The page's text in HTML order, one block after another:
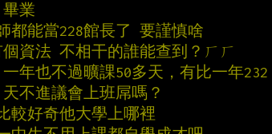
業
都能當228館長了 要謹慎啥
資法 不相干的誰能查到？ㄏㄏ
年也不過曠課50多天，有比一年232
不進議會上班屌嗎？
較好奇他大學上哪裡